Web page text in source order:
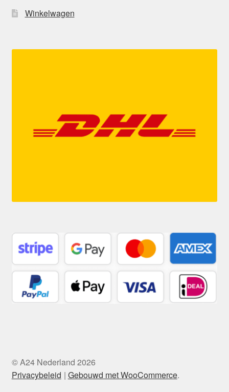
Winkelwagen
© A24 Nederland 2026
Privacybeleid
Gebouwd met WooCommerce.